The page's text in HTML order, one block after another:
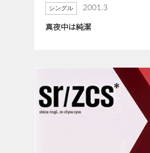
シングル 2001.3
真夜中は純潔